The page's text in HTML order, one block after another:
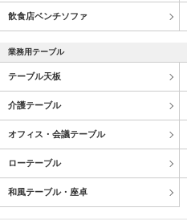
飲食店ベンチソファ
業務用テーブル
テーブル天板
介護テーブル
オフィス・会議テーブル
ローテーブル
和風テーブル・座卓